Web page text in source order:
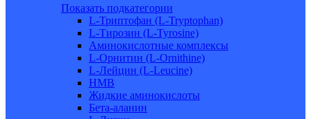
Показать подкатегории
L-Триптофан (L-Tryptophan)
L-Тирозин (L-Tyrosine)
Аминокислотные комплексы
L-Орнитин (L-Ornithine)
L-Лейцин (L-Leucine)
HMB
Жидкие аминокислоты
Бета-аланин